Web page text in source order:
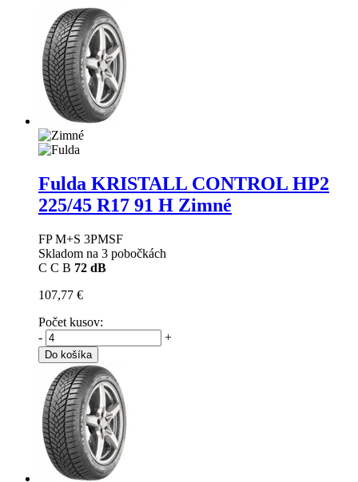
Fulda KRISTALL CONTROL HP2
225/45 R17 91 H Zimné
FP M+S 3PMSF
Skladom na 3 pobočkách
C C B 72 dB
107,77 €
Počet kusov:
-
+
Do košíka